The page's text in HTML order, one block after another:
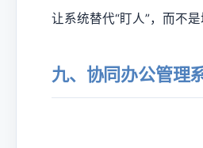
让系统替代“盯人”，而不是
九、协同办公管理